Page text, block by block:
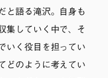
と語る滝沢。自身も
集していく中で、そ
いく役目を担ってい
どのように考えてい